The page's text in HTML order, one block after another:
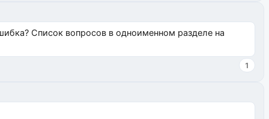
Список вопросов в одноименном разделе на
1